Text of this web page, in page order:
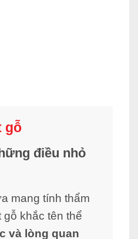
gỗ
điều nhỏ
mang tính thẩm
gỗ khắc tên thể
và lòng quan